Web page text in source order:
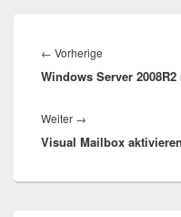
← Vorherige
Beitrag:
Windows Server
Weiter →
Beitrag:
Visual Mailbox